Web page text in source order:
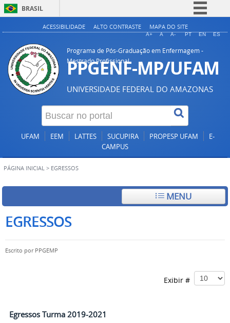
BRASIL
Simplifique!
Acesso à informação
Legislação
Canais
ACESSIBILIDADE ALTO CONTRASTE MAPA DO SITE
A+ A A- PT EN ES
Programa de Pós-Graduação em Enfermagem -
Mestrado Profissional
PPGENF-MP/UFAM
UNIVERSIDADE FEDERAL DO AMAZONAS
UFAM EEM LATTES SUCUPIRA PROPESP UFAM
E-
CAMPUS
PÁGINA INICIAL > EGRESSOS
MENU
EGRESSOS
Escrito por PPGEMP
Exibir #
Egressos Turma 2019-2021